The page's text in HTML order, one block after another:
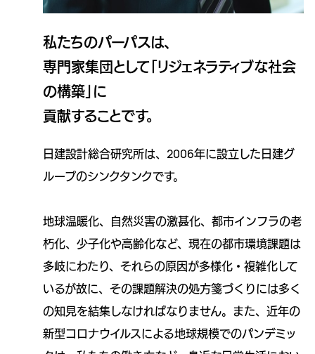
私たちのパーパスは、
専門家集団として「リジェネラティブな社会
の構築」に
貢献することです。
日建設計総合研究所は、2006年に設立した日建グ
ループのシンクタンクです。
地球温暖化、自然災害の激甚化、都市インフラの老
朽化、少子化や高齢化など、現在の都市環境課題は
多岐にわたり、それらの原因が多様化・複雑化して
いるが故に、その課題解決の処方箋づくりには多く
の知見を結集しなければなりません。また、近年の
新型コロナウイルスによる地球規模でのパンデミッ